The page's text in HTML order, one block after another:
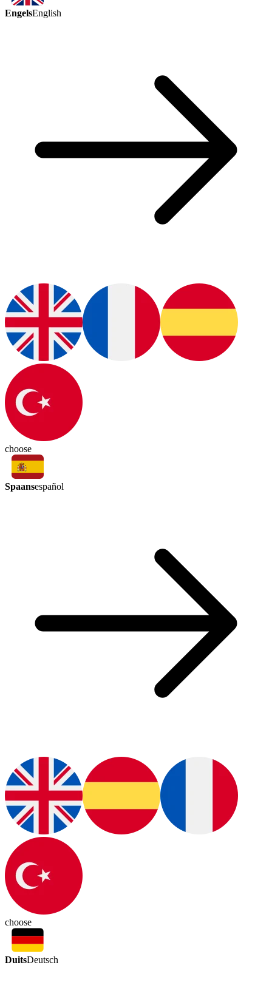
EngelsEnglish
choose
Spaansespañol
choose
DuitsDeutsch